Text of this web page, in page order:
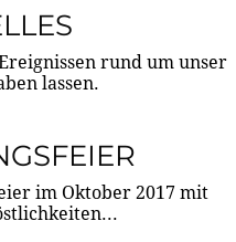
rund um unser
lassen.
im Oktober 2017 mit